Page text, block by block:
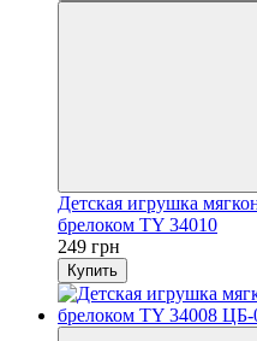
Детская игрушка
брелоком TY 34010
249 грн
Купить